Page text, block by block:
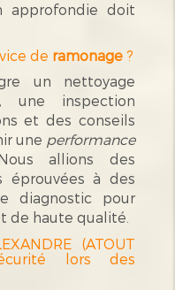
approfondie doit
de ramonage?
un nettoyage
une inspection
et des conseils
une performance
allions des
éprouvées à des
diagnostic pour
de haute qualité.
(ATOUT
lors des